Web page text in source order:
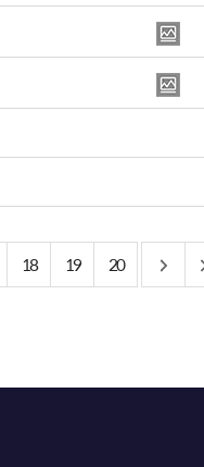
18 19 20